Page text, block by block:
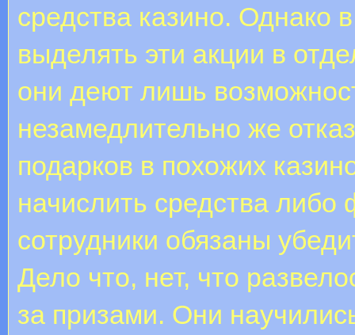
средства казино. Однако
выделять эти акции в
они деют лишь
незамедлительно же
подарков в похожих
начислить средства
сотрудники обязаны
Дело что, нет, что
за призами. Они